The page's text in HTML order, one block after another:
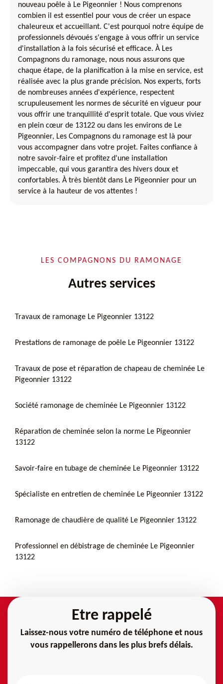
nouveau poêle à Le Pigeonnier ! Nous comprenons
combien il est essentiel pour vous de créer un espace
chaleureux et accueillant. C'est pourquoi notre équipe de
professionnels dévoués s'engage à vous offrir un service
d'installation à la fois sécurisé et efficace. À Les
Compagnons du ramonage, nous nous assurons que
chaque étape, de la planification à la mise en service, est
réalisée avec la plus grande précision. Nos experts, forts
de nombreuses années d'expérience, respectent
scrupuleusement les normes de sécurité en vigueur pour
vous offrir une tranquillité d'esprit totale. Que vous viviez
en plein cœur de 13122 ou dans les environs de Le
Pigeonnier, Les Compagnons du ramonage est là pour
vous accompagner dans votre projet. Faites confiance à
notre savoir-faire et profitez d'une installation
impeccable, qui vous garantira des hivers doux et
confortables. À très bientôt dans Le Pigeonnier pour un
service à la hauteur de vos attentes !
LES COMPAGNONS DU RAMONAGE
Autres services
Travaux de ramonage Le Pigeonnier 13122
Prestations de ramonage de poêle Le Pigeonnier 13122
Travaux de pose et réparation de chapeau de cheminée Le
Pigeonnier 13122
Société ramonage de cheminée Le Pigeonnier 13122
Réparation de cheminée selon la norme Le Pigeonnier
13122
Savoir-faire en tubage de cheminée Le Pigeonnier 13122
Spécialiste en entretien de cheminée Le Pigeonnier 13122
Ramonage de chaudière de qualité Le Pigeonnier 13122
Professionnel en débistrage de cheminée Le Pigeonnier
13122
Etre rappelé
Laissez-nous votre numéro de téléphone et nous
vous rappellerons dans les plus brefs délais.